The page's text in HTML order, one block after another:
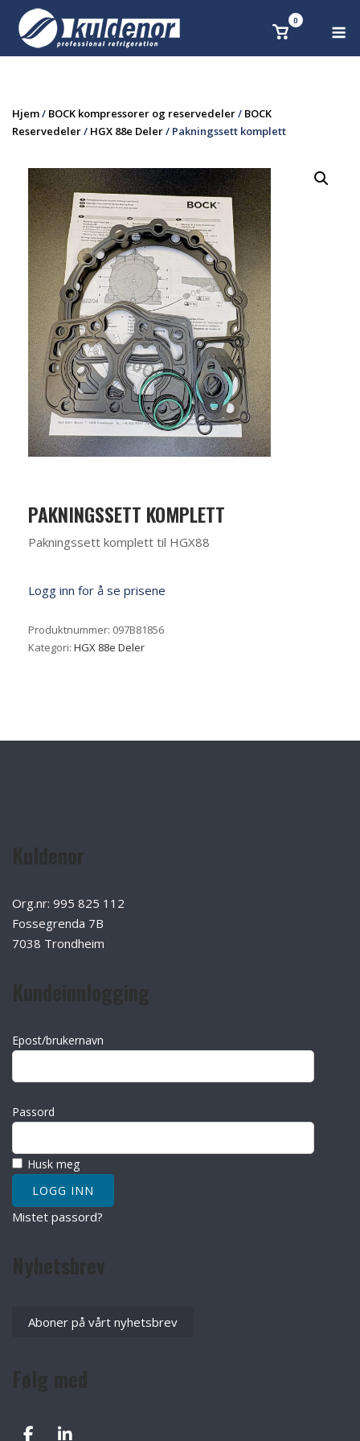
content
Se 0
Hjem/ BOCK kompressorer og reservedeler/ BOCK
Reservedeler/ HGX 88e Deler/ Pakningssett komplett
PAKNINGSSETT KOMPLETT
Pakningssett komplett til HGX88
Logg inn for å se prisene
Produktnummer: 097B81856
Kategori: HGX 88e Deler
Org.nr: 995 825 112
Fossegrenda 7B
7038 Trondheim
Epost/brukernavn
Passord
Husk meg
Mistet passord?
Aboner på vårt nyhetsbrev